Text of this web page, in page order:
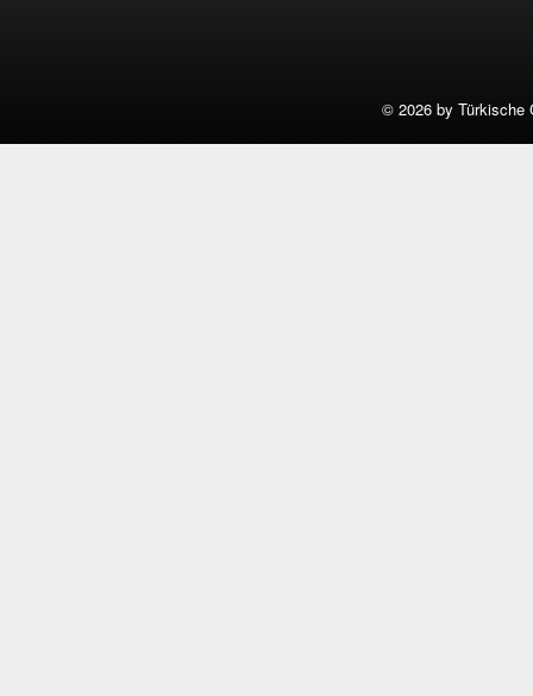
© 2026 by Türkische